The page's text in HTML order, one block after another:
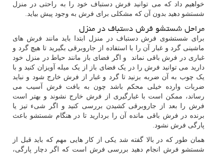
خواهیم داد که می توانید فرش دستباف خود را به راحتی در منزل
شستشو دهید بدون آن که مشکلی برای فرش به وجود پیش بیاید.
مراحل شستشو فرش دستباف در منزل
برای شستشوی فرش دستباف در منزل ابتدا باید مانند فرش های
ماشینی گرد و غبار آن را با استفاده از جاروبرقی بگیرید تا هیچ گرد و
غباری در فرش باقی نماند و اگر فضای باز مانند حیاط در منزل خود
دارید می توانید فرش را در یک فضای باز از یک میله آویزان کنید و با
یک چوب به آن ضربه بزنید تا گرد و غبار از فرش خارج شود و نباید
ضربات وارده خیلی محکم باشد چون به بافت فرش آسیب می
رساند، ممکن است با غبارگیری از فرش خارج نشوند و بهتر است
فرش را بعد از جاروبرقی کشیدن بررسی کنید و اگر شیء تیز یا
برنده در فرش باقی مانده آن را بردارید تا در هنگام شستشو باعث
پارگی فرش نشود.
همان طور که در بالا گفته شد یکی از کار هایی مهم که باید قبل از
شستشو فرش انجام دهید بررسی فرش است که اگر دچار پارگی،